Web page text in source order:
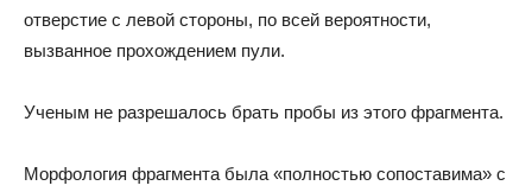
отверстие с левой стороны, по всей вероятности,
вызванное прохождением пули.
Ученым не разрешалось брать пробы из этого фрагмента.
Морфология фрагмента была «полностью сопоставима» с